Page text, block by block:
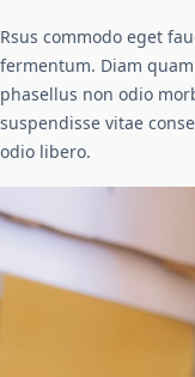
Rsus commodo eget
fermentum. Diam
phasellus non odio
suspendisse vitae
odio libero.